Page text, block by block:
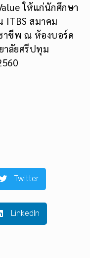
ให้แก่นักศึกษา
ITBS สมาคม
าชีพ ณ ห้องบอร์ด
าลัยศรีปทุม
Twitter
LinkedIn